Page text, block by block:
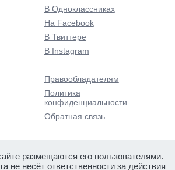
В Одноклассниках
На Facebook
В Твиттере
В Instagram
Правообладателям
Политика
конфиденциальности
Обратная связь
размещаются его пользователями.
не несёт ответственности за действия